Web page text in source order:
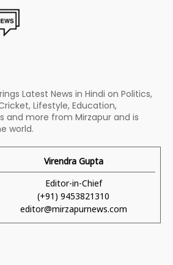
Latest News in Hindi on Politics,
Lifestyle, Education,
and more from Mirzapur and is
world.
Virendra Gupta
Editor-in-Chief
(+91) 9453821310
editor@mirzapurnews.com